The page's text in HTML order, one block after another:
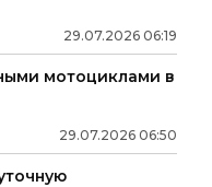
29.07.2026 06:19
мотоциклами в
29.07.2026 06:50